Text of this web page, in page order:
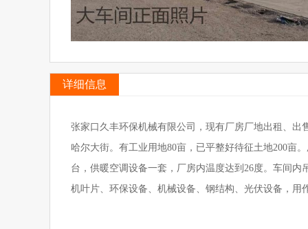
详细信息
张家口久丰环保机械有限公司，现有厂房厂地出租、
哈尔大街。有工业用地80亩，已平整好待征土地200亩
台，供暖空调设备一套，厂房内温度达到26度。车间
机叶片、环保设备、机械设备、钢结构、光伏设备，